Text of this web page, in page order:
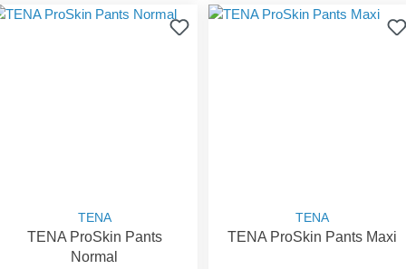
TENA
TENA ProSkin Pants
Normal
TENA
TENA ProSkin Pants Maxi